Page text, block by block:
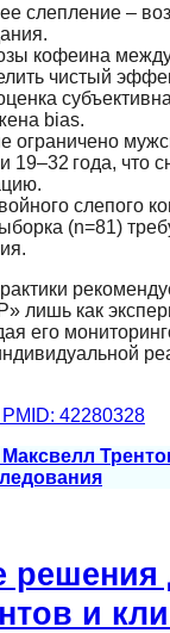
слепление –
кофеина
чистый
bias.
ограничено
19–32 года, что
слепого
(n=81)
лишь как
его
42280328
решения
и